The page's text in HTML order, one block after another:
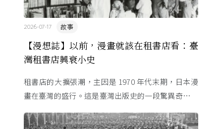
【漫想誌】以前，漫畫就該在租書店看：臺
灣租書店興衰小史
故事
2026-07-17
租書店的大擴張潮，主因是 1970 年代末期，日本漫
畫在臺灣的盛行。這是臺灣出版史的一段驚異奇航。
的協定保護 ...